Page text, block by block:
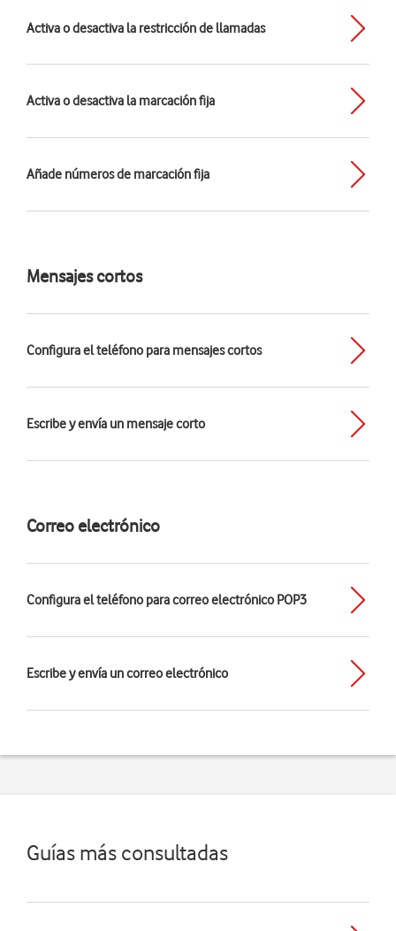
Activa o desactiva la restricción de llamadas
Activa o desactiva la marcación fija
Añade números de marcación fija
Mensajes cortos
Configura el teléfono para mensajes cortos
Escribe y envía un mensaje corto
Correo electrónico
Configura el teléfono para correo electrónico POP3
Escribe y envía un correo electrónico
Guías más consultadas